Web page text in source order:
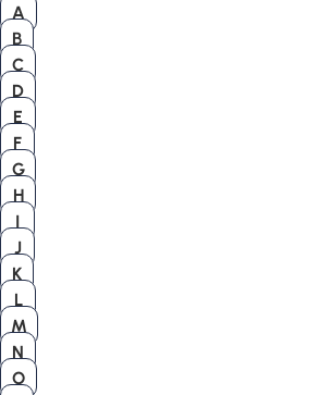
A
B
C
D
E
F
G
H
I
J
K
L
M
N
O